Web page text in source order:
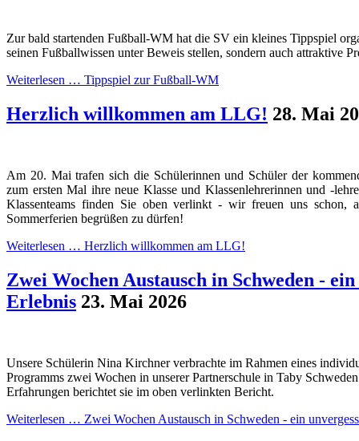
Zur bald startenden Fußball-WM hat die SV ein kleines Tippspiel
seinen Fußballwissen unter Beweis stellen, sondern auch attraktive
Weiterlesen … Tippspiel zur Fußball-WM
Herzlich willkommen am LLG! 28. Mai
Am 20. Mai trafen sich die Schülerinnen und Schüler der
zum ersten Mal ihre neue Klasse und Klassenlehrerinnen und -
Klassenteams finden Sie oben verlinkt - wir freuen uns schon,
Sommerferien begrüßen zu dürfen!
Weiterlesen … Herzlich willkommen am LLG!
Zwei Wochen Austausch in Schweden -
Erlebnis 23. Mai 2026
Unsere Schülerin Nina Kirchner verbrachte im Rahmen eines
Programms zwei Wochen in unserer Partnerschule in Taby
Erfahrungen berichtet sie im oben verlinkten Bericht.
Weiterlesen … Zwei Wochen Austausch in Schweden - ein